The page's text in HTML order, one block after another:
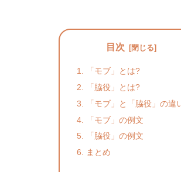
目次
「モブ」とは?
「脇役」とは?
「モブ」と「脇役」の違
「モブ」の例文
「脇役」の例文
まとめ